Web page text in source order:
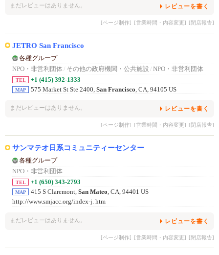
まだレビューはありません。 レビューを書く
[ページ制作] [営業時間・内容変更] [閉店報告]
JETRO San Francisco
各種グループ
NPO・非営利団体 / その他の政府機関・公共施設 / NPO・非営利団体
TEL +1 (415) 392-1333
MAP 575 Market St Ste 2400, San Francisco, CA, 94105 US
まだレビューはありません。 レビューを書く
[ページ制作] [営業時間・内容変更] [閉店報告]
サンマテオ日系コミュニティーセンター
各種グループ
NPO・非営利団体
TEL +1 (650) 343-2793
MAP 415 S Claremont, San Mateo, CA, 94401 US
http://www.smjacc.org/index-j. htm
まだレビューはありません。 レビューを書く
[ページ制作] [営業時間・内容変更] [閉店報告]